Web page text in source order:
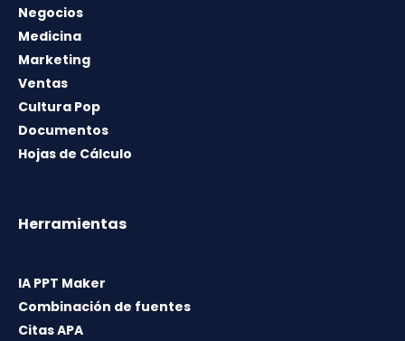
Negocios
Medicina
Marketing
Ventas
Cultura Pop
Documentos
Hojas de Cálculo
Herramientas
IA PPT Maker
Combinación de fuentes
Citas APA